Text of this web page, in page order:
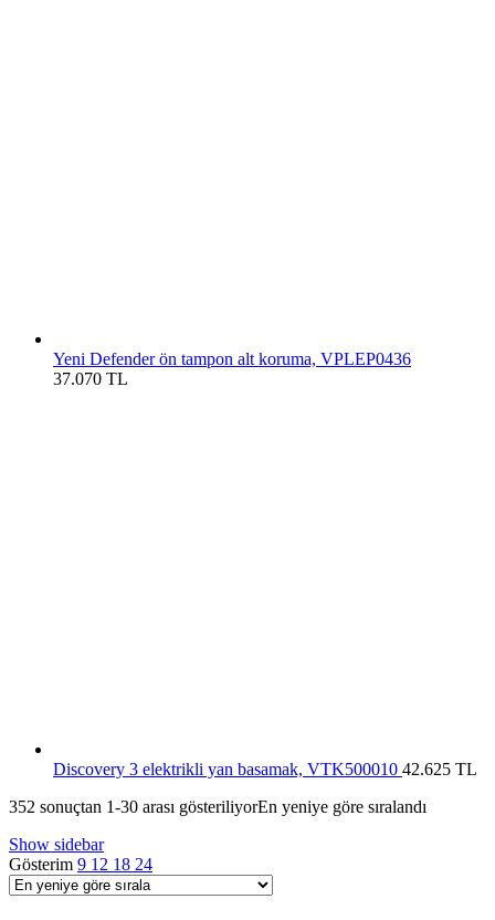
Yeni Defender ön tampon alt koruma, VPLEP0436
37.070 TL
Discovery 3 elektrikli yan basamak, VTK500010 42.625 TL
352 sonuçtan 1-30 arası gösteriliyorEn yeniye göre sıralandı
Show sidebar
Gösterim 9 12 18 24